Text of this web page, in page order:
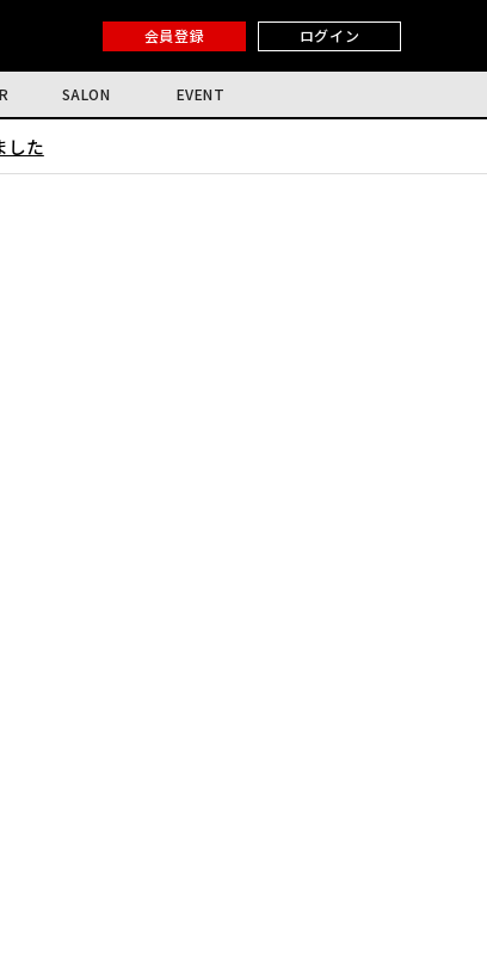
会員登録 ログイン
SALON EVENT
した